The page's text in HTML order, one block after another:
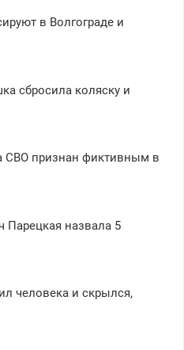
в Волгограде и
сбросила коляску и
СВО признан фиктивным в
Парецкая назвала 5
человека и скрылся,